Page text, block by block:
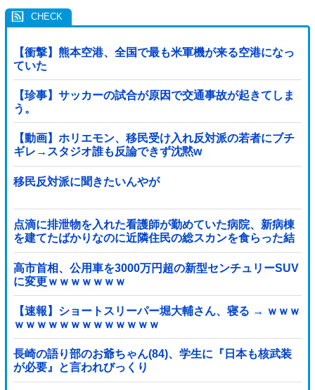
【衝撃】熊本空港、全国で最も米軍機が来る空港になっ
ていた
【珍事】サッカーの試合が原因で交通事故が起きてしま
う。
【動画】ホリエモン、移民受け入れ反対派の若者にブチ
ギレ→スタジオ誰も反論できず沈黙w
移民反対派に聞きたいんやが
点滴に排泄物を入れた看護師が勤めていた病院、新病棟
を建てたばかりなのに近隣住民の総スカンを食らった結
果……他
高市首相、公用車を3000万円超の新型センチュリーSUV
に変更ｗｗｗｗｗｗｗ
【速報】ショートスリーパー堀大輔さん、寝る → ｗｗｗ
ｗｗｗｗｗｗｗｗｗｗｗｗｗ
長崎の語り部のお爺ちゃん(84)、学生に『日本も核武装
が必要』と言われびっくり